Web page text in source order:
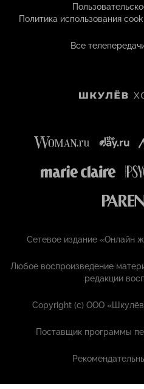
Политика использования
Все
Сетевое издание «Онлайн
Любое воспроизведение
редакции
Copyright (с) ООО
Поставщик программы